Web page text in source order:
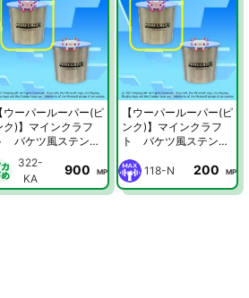
【ウーパールーパー(ピ
ク)】マインクラフ
バケツ風ステンレ
322-
KA
900 MP
【ウーパールーパー(ピ
ンク)】マインクラフ
ト バケツ風ステンレ
118-N
200 MP